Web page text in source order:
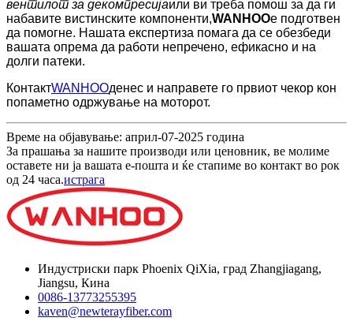
вентилот за декомпресијаили ви треба помош за да ги
набавите вистинските компоненти,WANHOOе подготвен
да помогне. Нашата експертиза помага да се обезбеди
вашата опрема да работи непречено, ефикасно и на
долги патеки.
КонтактWANHOOденес и направете го првиот чекор кон
попаметно одржување на моторот.
Време на објавување: април-07-2025 година
За прашања за нашите производи или ценовник, ве молиме
оставете ни ја вашата е-пошта и ќе стапиме во контакт во рок
од 24 часа.истрага
Индустриски парк Phoenix QiXia, град Zhangjiagang,
Jiangsu, Кина
0086-13773255395
kaven@newterayfiber.com